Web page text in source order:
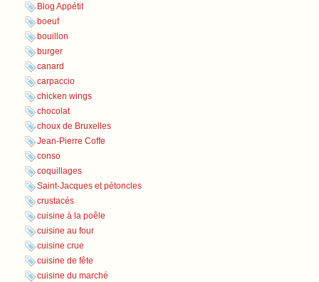
Blog Appétit
boeuf
bouillon
burger
canard
carpaccio
chicken wings
chocolat
choux de Bruxelles
Jean-Pierre Coffe
conso
coquillages
Saint-Jacques et pétoncles
crustacés
cuisine à la poêle
cuisine au four
cuisine crue
cuisine de fête
cuisine du marché